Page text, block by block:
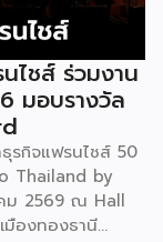
ชส์ ร่วมงาน
มอบรางวัล
รกิจแฟรนไชส์ 50
Thailand by
คม 2569 ณ Hall
มืองทองธานี